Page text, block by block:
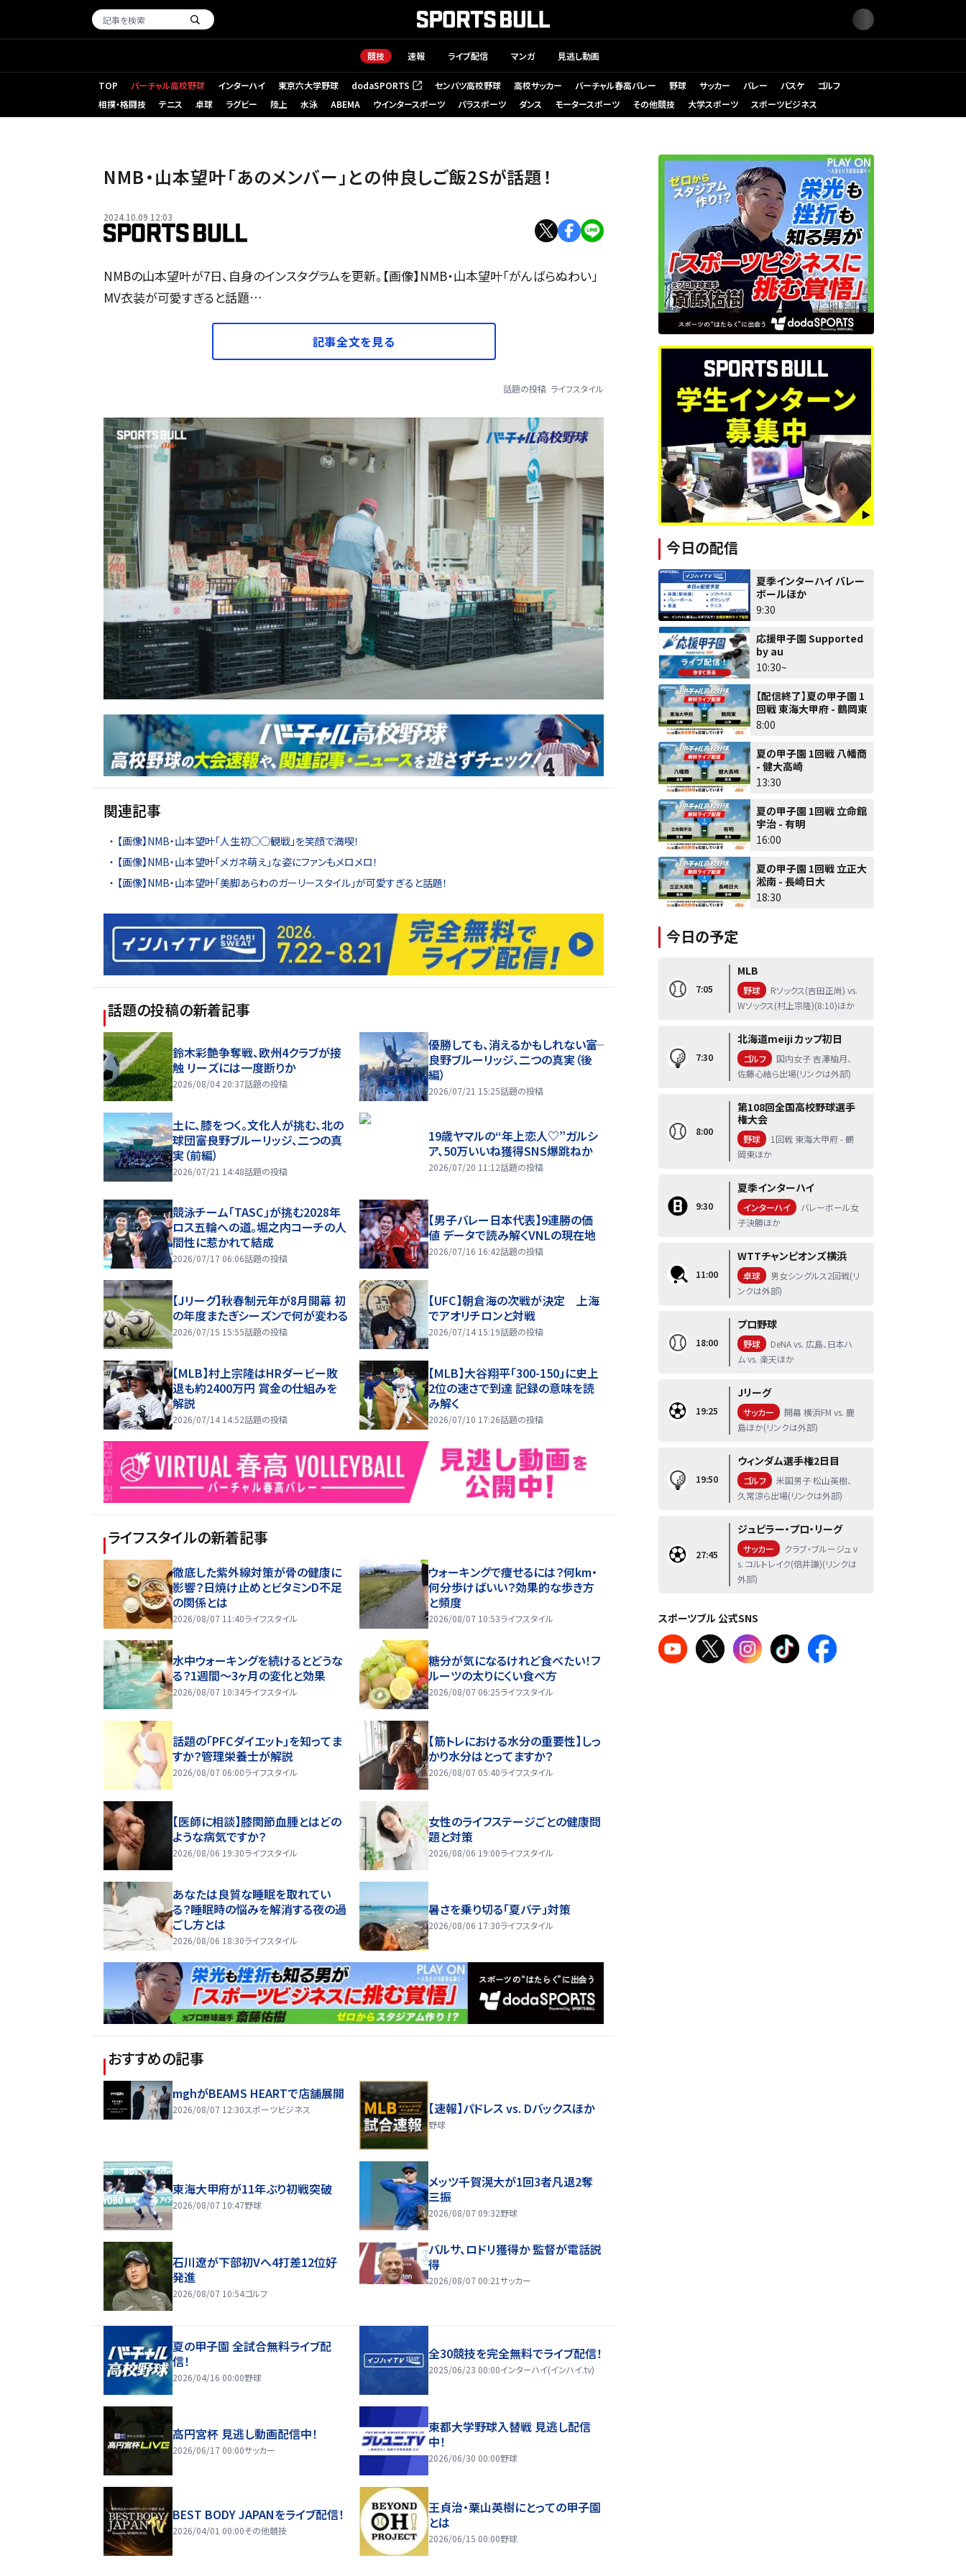
競技 速報 ライブ配信 マンガ 見逃し動画
TOP バーチャル高校野球 インターハイ 東京六大学野球 dodaSPORTS
（新しいタブで開く） センバツ高校野球 高校サッカー バーチャル春高バレー 野球 サッカー バレー バスケ
ゴルフ
相撲・格闘技
テニス 卓球 ラグビー 陸上 水泳 ABEMA ウインタースポーツ パラスポーツ ダンス モータースポーツ その他競技 大学スポーツ スポーツビジネス
NMB・山本望叶「あのメンバー」との仲良しご飯2Sが話題！
2024.10.09 12:03
NMBの山本望叶が7日、自身のインスタグラムを更新。【画像】NMB・山本望叶「がんばらぬわい」
MV衣装が可愛すぎると話題…
記事全文を見る
話題の投稿 ライフスタイル
関連記事
【画像】NMB・山本望叶「人生初◯◯観戦」を笑顔で満喫！
【画像】NMB・山本望叶「メガネ萌え」な姿にファンもメロメロ！
【画像】NMB・山本望叶「美脚あらわのガーリースタイル」が可愛すぎると話題！
話題の投稿の新着記事
鈴木彩艶争奪戦、欧州4クラブが接
触 リーズには一度断りか
2026/08/04 20:37話題の投稿
優勝しても、消えるかもしれない――富
良野ブルーリッジ、二つの真実（後
編）
2026/07/21 15:25話題の投稿
土に、膝をつく。文化人が挑む、北の
球団――富良野ブルーリッジ、二つの真
実（前編）
2026/07/21 14:48話題の投稿
19歳ヤマルの“年上恋人♡”ガルシ
ア、50万いいね獲得SNS爆跳ねか
2026/07/20 11:12話題の投稿
競泳チーム「TASC」が挑む2028年
ロス五輪への道。堀之内コーチの人
間性に惹かれて結成
2026/07/17 06:06話題の投稿
【男子バレー日本代表】9連勝の価
値 データで読み解くVNLの現在地
2026/07/16 16:42話題の投稿
【Jリーグ】秋春制元年が8月開幕 初
の年度またぎシーズンで何が変わる
2026/07/15 15:55話題の投稿
【UFC】朝倉海の次戦が決定 上海
でアオリチロンと対戦
2026/07/14 15:19話題の投稿
【MLB】村上宗隆はHRダービー敗
退も約2400万円 賞金の仕組みを
解説
2026/07/14 14:52話題の投稿
【MLB】大谷翔平「300-150」に史上
2位の速さで到達 記録の意味を読
み解く
2026/07/10 17:26話題の投稿
ライフスタイルの新着記事
徹底した紫外線対策が骨の健康に
影響？日焼け止めとビタミンD不足
の関係とは
2026/08/07 11:40ライフスタイル
ウォーキングで痩せるには？何km・
何分歩けばいい？効果的な歩き方
と頻度
2026/08/07 10:53ライフスタイル
水中ウォーキングを続けるとどうな
る？1週間～3ヶ月の変化と効果
2026/08/07 10:34ライフスタイル
糖分が気になるけれど食べたい！フ
ルーツの太りにくい食べ方
2026/08/07 06:25ライフスタイル
話題の「PFCダイエット」を知ってま
すか？管理栄養士が解説
2026/08/07 06:00ライフスタイル
【筋トレにおける水分の重要性】しっ
かり水分はとってますか？
2026/08/07 05:40ライフスタイル
【医師に相談】膝関節血腫とはどの
ような病気ですか？
2026/08/06 19:30ライフスタイル
女性のライフステージごとの健康問
題と対策
2026/08/06 19:00ライフスタイル
あなたは良質な睡眠を取れてい
る？睡眠時の悩みを解消する夜の過
ごし方とは
2026/08/06 18:30ライフスタイル
暑さを乗り切る「夏バテ」対策
2026/08/06 17:30ライフスタイル
おすすめの記事
mghがBEAMS HEARTで店舗展開
2026/08/07 12:30スポーツビジネス 【速報】パドレス vs. Dバックスほか
野球
東海大甲府が11年ぶり初戦突破
2026/08/07 10:47野球
メッツ千賀滉大が1回3者凡退2奪
三振
2026/08/07 09:32野球
石川遼が下部初Vへ4打差12位好
発進
2026/08/07 10:54ゴルフ
バルサ、ロドリ獲得か 監督が電話説
得
2026/08/07 00:21サッカー
夏の甲子園 全試合無料ライブ配
信！
2026/04/16 00:00野球
全30競技を完全無料でライブ配信！
2025/06/23 00:00インターハイ(インハイ.tv)
高円宮杯 見逃し動画配信中！
2026/06/17 00:00サッカー
東都大学野球入替戦 見逃し配信
中！
2026/06/30 00:00野球
BEST BODY JAPANをライブ配信！
2026/04/01 00:00その他競技
王貞治・栗山英樹にとっての甲子園
とは
2026/06/15 00:00野球
今日の配信
夏季インターハイ バレー
ボールほか
9:30
応援甲子園 Supported
by au
10:30~
【配信終了】夏の甲子園 1
回戦 東海大甲府 - 鶴岡東
8:00
夏の甲子園 1回戦 八幡商
- 健大高崎
13:30
夏の甲子園 1回戦 立命館
宇治 - 有明
16:00
夏の甲子園 1回戦 立正大
淞南 - 長崎日大
18:30
今日の予定
7:05
MLB
野球
Rソックス(吉田正尚) vs.
Wソックス(村上宗隆)(8:10)ほか
7:30
北海道meiji カップ初日
ゴルフ
国内女子 吉澤柚月、
佐藤心結ら出場(リンクは外部)
8:00
第108回全国高校野球選手
権大会
野球
1回戦 東海大甲府 - 鶴
岡東ほか
9:30
夏季インターハイ
インターハイ
バレーボール女
子決勝ほか
11:00
WTTチャンピオンズ横浜
卓球
男女シングルス2回戦(リ
ンクは外部)
18:00
プロ野球
野球
DeNA vs. 広島、日本ハ
ム vs. 楽天ほか
19:25
Jリーグ
サッカー
開幕 横浜FM vs. 鹿
島ほか(リンクは外部)
19:50
ウィンダム選手権2日目
ゴルフ
米国男子 松山英樹、
久常涼ら出場(リンクは外部)
27:45
ジュピラー・プロ・リーグ
サッカー
クラブ・ブルージュ v
s. コルトレイク(倍井謙)(リンクは
外部)
スポーツブル 公式SNS